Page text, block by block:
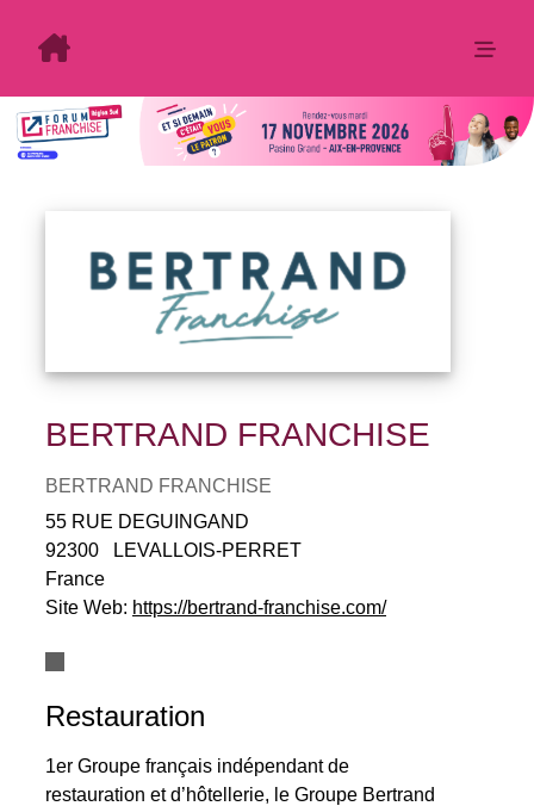
BERTRAND FRANCHISE
BERTRAND FRANCHISE
55 RUE DEGUINGAND
92300
LEVALLOIS-PERRET
France
Site Web: https://bertrand-franchise.com/
Restauration
1er Groupe français indépendant de
restauration et d’hôtellerie, le Groupe Bertrand